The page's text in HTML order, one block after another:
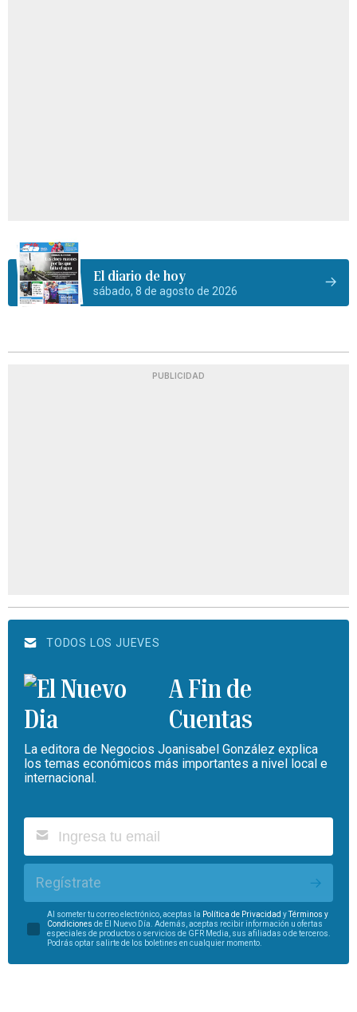
El diario de hoy
sábado, 8 de agosto de 2026
PUBLICIDAD
TODOS LOS JUEVES
A Fin de
Cuentas
La editora de Negocios Joanisabel González explica
los temas económicos más importantes a nivel local e
internacional.
Regístrate
Al someter tu correo electrónico, aceptas la Política de Privacidad y
Términos y
Condiciones de El Nuevo Día. Además, aceptas recibir información u ofertas
especiales de productos o servicios de GFR Media, sus afiliadas o de terceros.
Podrás optar salirte de los boletines en cualquier momento.